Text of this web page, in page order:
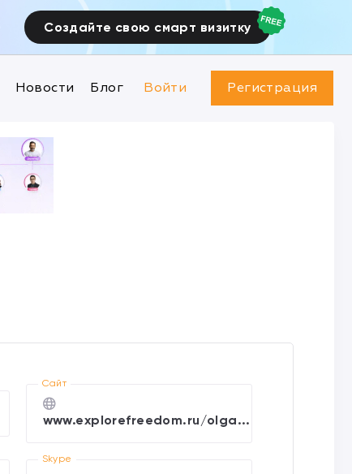
Создайте свою смарт визитку
Новости Блог Войти Регистрация
Cайт
www.explorefreedom.ru/olga...
Skype